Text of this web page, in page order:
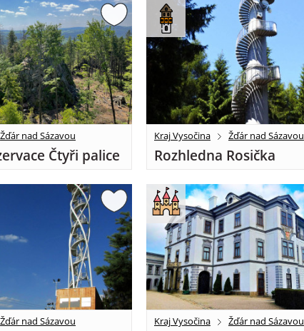
Žďár nad Sázavou
Čtyři palice
Kraj Vysočina Žďár nad Sázavou
Rozhledna Rosička
Žďár nad Sázavou Kraj Vysočina Žďár nad Sázavou